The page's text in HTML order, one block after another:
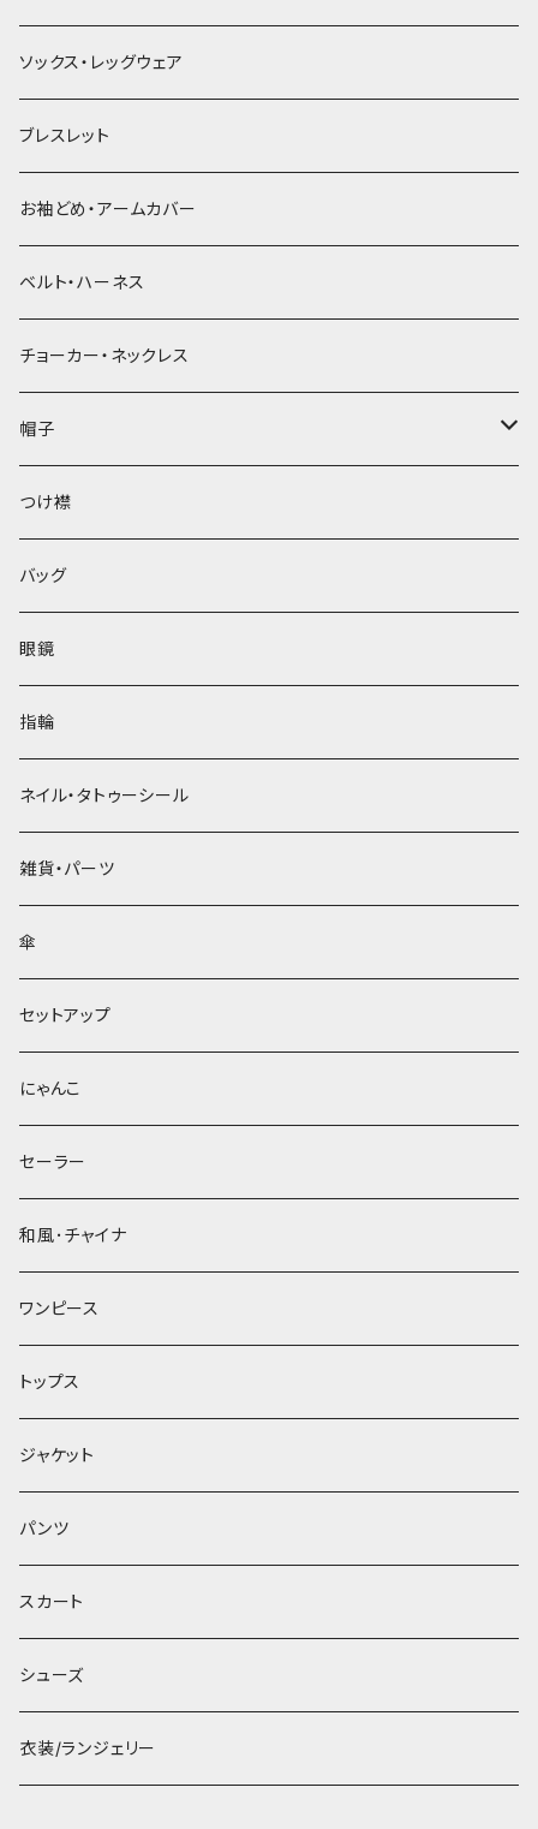
ソックス・レッグウェア
ブレスレット
お袖どめ・アームカバー
ベルト・ハーネス
チョーカー・ネックレス
帽子
ベレー帽
つけ襟
バッグ
眼鏡
指輪
ネイル・タトゥーシール
雑貨・パーツ
傘
セットアップ
にゃんこ
セーラー
和風･チャイナ
ワンピース
トップス
ジャケット
パンツ
スカート
シューズ
衣装/ランジェリー